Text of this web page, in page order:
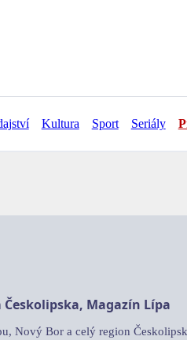
Kultura Sport Seriály
Magazín Lípa
Nový Bor a celý region